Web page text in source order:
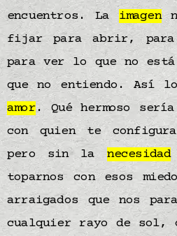
encuentros. Laimagen
fijar para abrir, para
para ver lo que no
que no entiendo. Así
amor. Qué hermoso
con quien te
pero sin la necesidad
toparnos con esos
arraigados que nos
cualquier rayo de sol,